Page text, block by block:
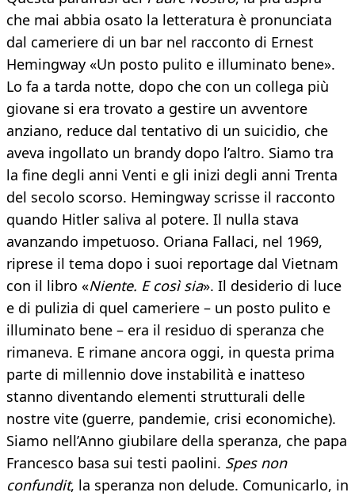
che mai abbia osato la letteratura è pronunciata
dal cameriere di un bar nel racconto di Ernest
Hemingway «Un posto pulito e illuminato bene».
Lo fa a tarda notte, dopo che con un collega più
giovane si era trovato a gestire un avventore
anziano, reduce dal tentativo di un suicidio, che
aveva ingollato un brandy dopo l’altro. Siamo tra
la fine degli anni Venti e gli inizi degli anni Trenta
del secolo scorso. Hemingway scrisse il racconto
quando Hitler saliva al potere. Il nulla stava
avanzando impetuoso. Oriana Fallaci, nel 1969,
riprese il tema dopo i suoi reportage dal Vietnam
con il libro «Niente. E così sia». Il desiderio di luce
e di pulizia di quel cameriere – un posto pulito e
illuminato bene – era il residuo di speranza che
rimaneva. E rimane ancora oggi, in questa prima
parte di millennio dove instabilità e inatteso
stanno diventando elementi strutturali delle
nostre vite (guerre, pandemie, crisi economiche).
Siamo nell’Anno giubilare della speranza, che papa
Francesco basa sui testi paolini. Spes non
confundit, la speranza non delude. Comunicarlo, in